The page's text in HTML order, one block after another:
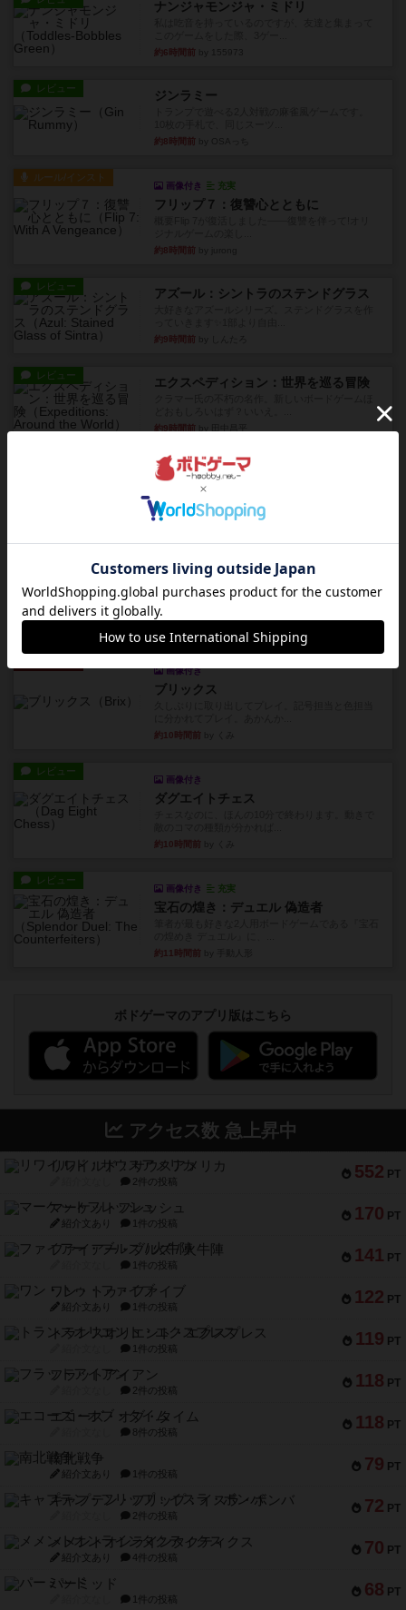
ナンジャモンジャ・ミドリ
約6時間前
レビュー ジンラミー
約8時間前
ルール/インスト
画像付き 充実
フリップ７：復讐心とともに
約8時間前
レビュー アズール：シントラのステンドグラス
約9時間前
レビュー エクスペディション：世界を巡る冒険
約9時間前
スライプ
メインコマ一つサブコマ四つでそれぞれプレイし
ます。動かし方はコマか壁に...
約10時間前by くみ
画像付き
リーダーズ
久しぶりに取り出してプレイ。詰めきれなかっ
た…であっさり追い込まれて負...
画像付き
ブリックス
約10時間前
レビュー
画像付き
ダグエイトチェス
約10時間前
レビュー
画像付き 充実
宝石の煌き：デュエル 偽造者
約11時間前
ボドゲーマのアプリ版はこちら
アクセス数 急上昇中
552 PT
リワイルド：サウスアメリカ
2件の投稿
170 PT
マーケットフレッシュ
紹介文あり 1件の投稿
141 PT
ファイアー・ブルズ / 火牛陣
1件の投稿
122 PT
ワン・トゥ・ファイブ
紹介文あり 1件の投稿
119 PT
トランスオリエント・エクスプレス
1件の投稿
118 PT
フラットアイアン
2件の投稿
118 PT
エコーズ・オブ・タイム
8件の投稿
79 PT
南北戦争
紹介文あり 1件の投稿
72 PT
キャプテン・フリップ：イスラ・ボンバ
2件の投稿
70 PT
メメントオンラインタクティクス
紹介文あり 4件の投稿
68 PT
パーミッド
1件の投稿